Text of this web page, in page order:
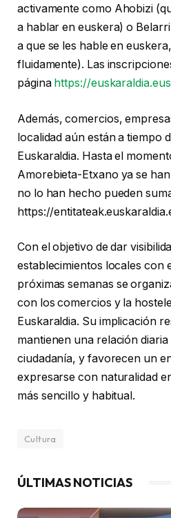
activamente como Ahobizi
a hablar en euskera) o
a que se les hable en
fluidamente). Las
página https://euskaraldia.eus
Además, comercios,
localidad aún están a tiempo
Euskaraldia. Hasta el
Amorebieta-Etxano ya se
no lo han hecho pueden
https://
Con el objetivo de dar
establecimientos locales con
próximas semanas se
con los comercios y la
Euskaraldia. Su implicación
mantienen una relación
ciudadanía, y favorecen un
expresarse con naturalidad
más sencillo y habitual.
Cultura
ÚLTIMAS NOTICIAS